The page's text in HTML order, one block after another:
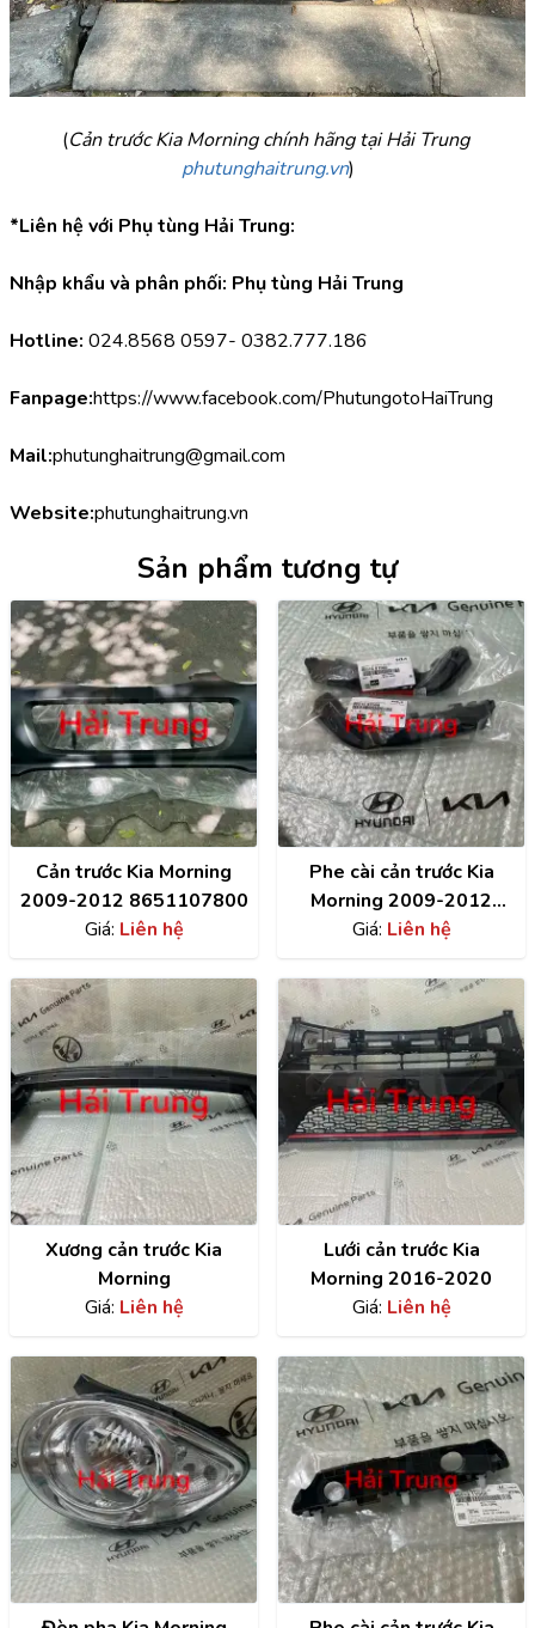
(
Cản trước Kia Morning chính hãng tại Hải Trung
phutunghaitrung.vn)
*Liên hệ với Phụ tùng Hải Trung:
Nhập khẩu và phân phối: Phụ tùng Hải Trung
Hotline: 024.8568 0597- 0382.777.186
Fanpage:https://www.facebook.com/PhutungotoHaiTrung
Mail:phutunghaitrung@gmail.com
Website:phutunghaitrung.vn
Sản phẩm tương tự
Cản trước Kia Morning
2009-2012 8651107800
Giá: Liên hệ
Phe cài cản trước Kia
Morning 2009-2012
chính hãng 8651507500 ,
Giá: Liên hệ
Xương cản trước Kia
Morning
Giá: Liên hệ
Lưới cản trước Kia
Morning 2016-2020
Giá: Liên hệ